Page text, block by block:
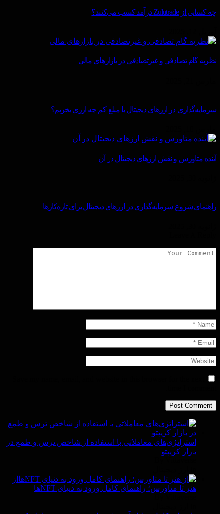
چه کسانی از Zulutrade درآمد کسب می‌کنند؟
نظریه گام تصادفی و غیرتصادفی در بازارهای مالی
سرمایه‌گذاری در ارزهای دیجیتال با مبلغ کم چه ارزی بخریم؟
آینده متاورس و نقش ارزهای دیجیتال در آن
راهنمای شروع سرمایه‌گذاری در ارزهای دیجیتال برای تازه‌کارها
استراتژی‌های معاملاتی با استفاده از شاخص ترس و طمع در
بازار کریپتو
از
هنر تا متاورس؛ راهنمای کامل ورود به دنیای NFTها